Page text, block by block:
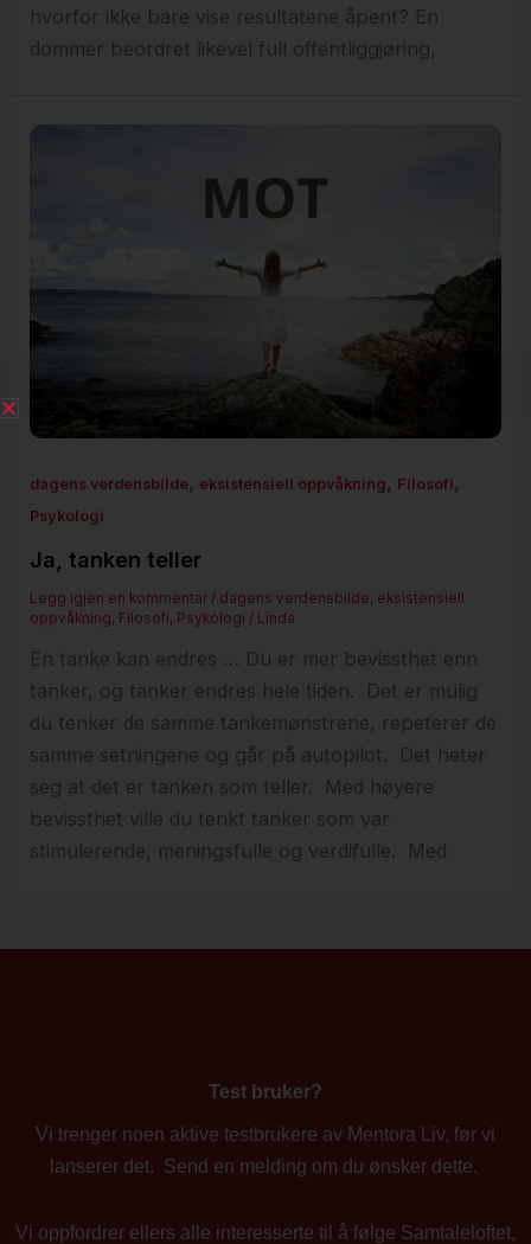
hvorfor ikke bare vise resultatene åpent? En
dommer beordret likevel full offentliggjøring,
dagens verdensbilde, eksistensiell oppvåkning , Filosofi ,
Psykologi
Ja, tanken teller
Legg igjen en kommentar / dagens verdensbilde, eksistensiell
oppvåkning, Filosofi, Psykologi / Linda
En tanke kan endres … Du er mer bevissthet enn
tanker, og tanker endres hele tiden. Det er mulig
du tenker de samme tankemønstrene, repeterer de
samme setningene og går på autopilot. Det heter
seg at det er tanken som teller. Med høyere
bevissthet ville du tenkt tanker som var
stimulerende, meningsfulle og verdifulle. Med
Test bruker?
Vi trenger noen aktive testbrukere av Mentora Liv, før vi
lanserer det. Send en melding om du ønsker dette.
Vi oppfordrer ellers alle interesserte til å følge Samtaleloftet,